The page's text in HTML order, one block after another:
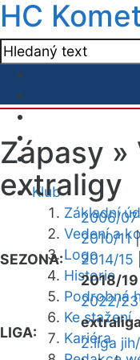
HC
Klub
Základní
Vedení a
Logo
Historie
Podrobná
Ke stažení
Kariéra
Zápasy »
extraligy
SEZONA:
2006/07
2010/11
2014/15
2018/19
2022/23
LIGA:
2.liga